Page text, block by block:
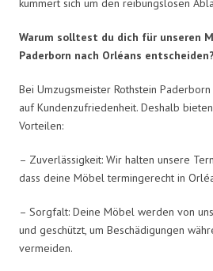
kümmert sich um den reibungslosen
Warum solltest du dich für unseren
Paderborn nach Orléans entscheiden?
Bei Umzugsmeister Rothstein
auf Kundenzufriedenheit. Deshalb
Vorteilen:
– Zuverlässigkeit: Wir halten unsere
dass deine Möbel termingerecht in
– Sorgfalt: Deine Möbel werden von
und geschützt, um Beschädigungen
vermeiden.